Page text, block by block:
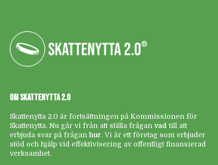
®
OM SKATTENYTTA 2.0
Skattenytta 2.0 är fortsättningen på Kommissionen för
Skattenytta. Nu går vi från att ställa frågan vad till att
erbjuda svar på frågan hur. Vi är ett företag som erbjuder
stöd och hjälp vid effektivisering av offentligt finansierad
verksamhet.